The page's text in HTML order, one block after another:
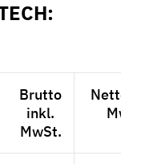
Brutto
inkl.
MwSt.
Netto
MwSt.